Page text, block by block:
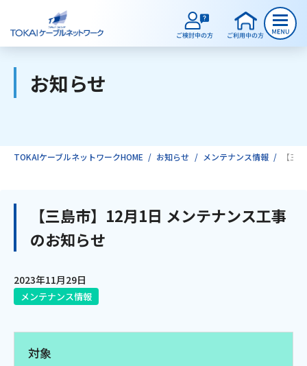
ご検討中のお客様
電話
お知らせ
TOKAIケーブルネットワークHOME お知らせ メンテナンス情報 【三
【三島市】12月1日 メンテナンス工事
のお知らせ
2023年11月29日
メンテナンス情報
対象